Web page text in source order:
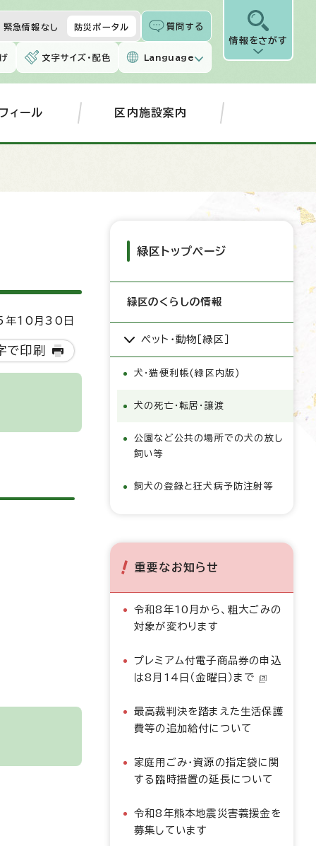
緊急情報なし 防災ポータル 質問する
文字サイズ・配色 Language
情報をさがす
ィール 区内施設案内
10月30日
で印刷
緑区トップページ
緑区のくらしの情報
ペット・動物［緑区］
犬・猫便利帳(緑区内版)
犬の死亡・転居・譲渡
公園など公共の場所での犬の放し
飼い等
飼犬の登録と狂犬病予防注射等
重要なお知らせ
令和8年10月から、粗大ごみの
対象が変わります
プレミアム付電子商品券の申込
は8月14日（金曜日）まで
最高裁判決を踏まえた生活保護
費等の追加給付について
家庭用ごみ・資源の指定袋に関
する臨時措置の延長について
令和8年熊本地震災害義援金を
募集しています